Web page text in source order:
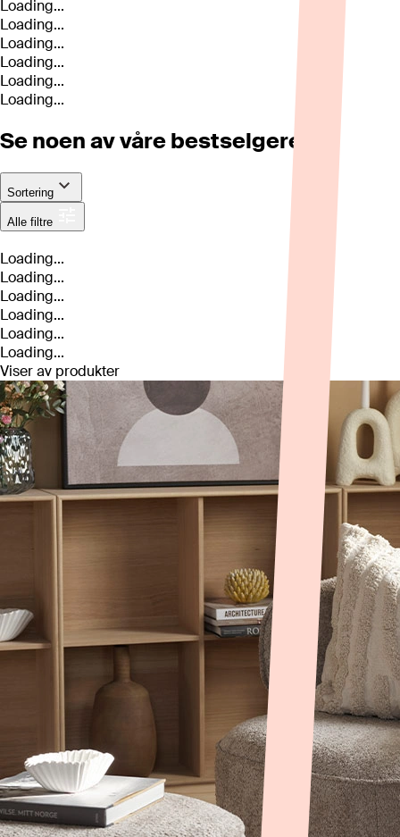
Loading...
Loading...
Loading...
Loading...
Loading...
Loading...
Se noen av våre bestselgere
Sortering
Alle filtre
Loading...
Loading...
Loading...
Loading...
Loading...
Loading...
Viserav produkter